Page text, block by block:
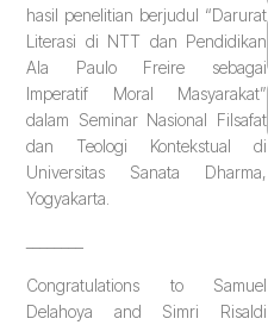
hasil penelitian berjudul “Darurat
Literasi di NTT dan Pendidikan
Ala Paulo Freire sebagai
Imperatif Moral Masyarakat”
dalam Seminar Nasional Filsafat
dan Teologi Kontekstual di
Universitas Sanata Dharma,
Yogyakarta.
Congratulations to Samuel
Delahoya and Simri Risaldi